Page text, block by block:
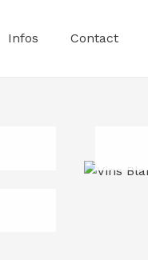
Infos Contact